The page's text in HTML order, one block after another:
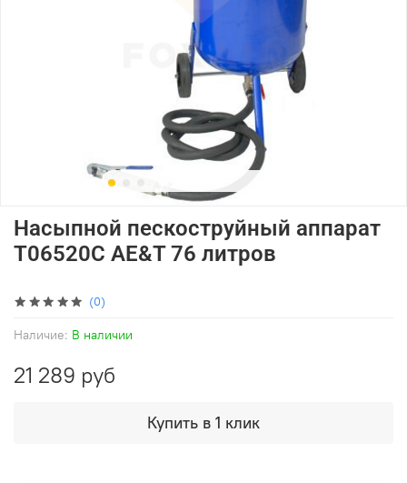
(0)
Наличие: В наличии
Насыпной пескоструйный аппарат
T06520C AE&T 76 литров
21 289 руб
Купить в 1 клик